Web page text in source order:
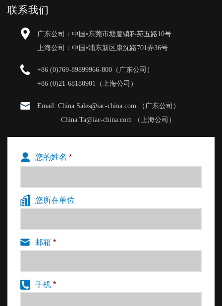
我们还提供一系列新的抗菌墙面和天花板饰面，以增
强您的设施和用户安全。
● 使用IAC的迷你及小型测听室的用户，前一位
病人离开后，测听间内通风器打开，门敞开30秒
IAC 120A等中型测听室的用户，前一位
病人离开后，请保持通风器开启，并且关上门10
分钟后再接待下一位病人。
人离开后，请保持通风器开启，并关上门15分钟
联系我们
广东公司：中国•东莞市塘厦镇科苑五路10号
上海公司：中国•浦东新区康沈路701弄36号
+86 (0)769-89899966-800（广东公司）
+86 (0)21-68180901（上海公司）
Email: China.Sales@iac-china.com （广东公司）
China.Ta@iac-china.com （上海公司）
您的姓名 *
您所在单位
邮箱 *
手机 *